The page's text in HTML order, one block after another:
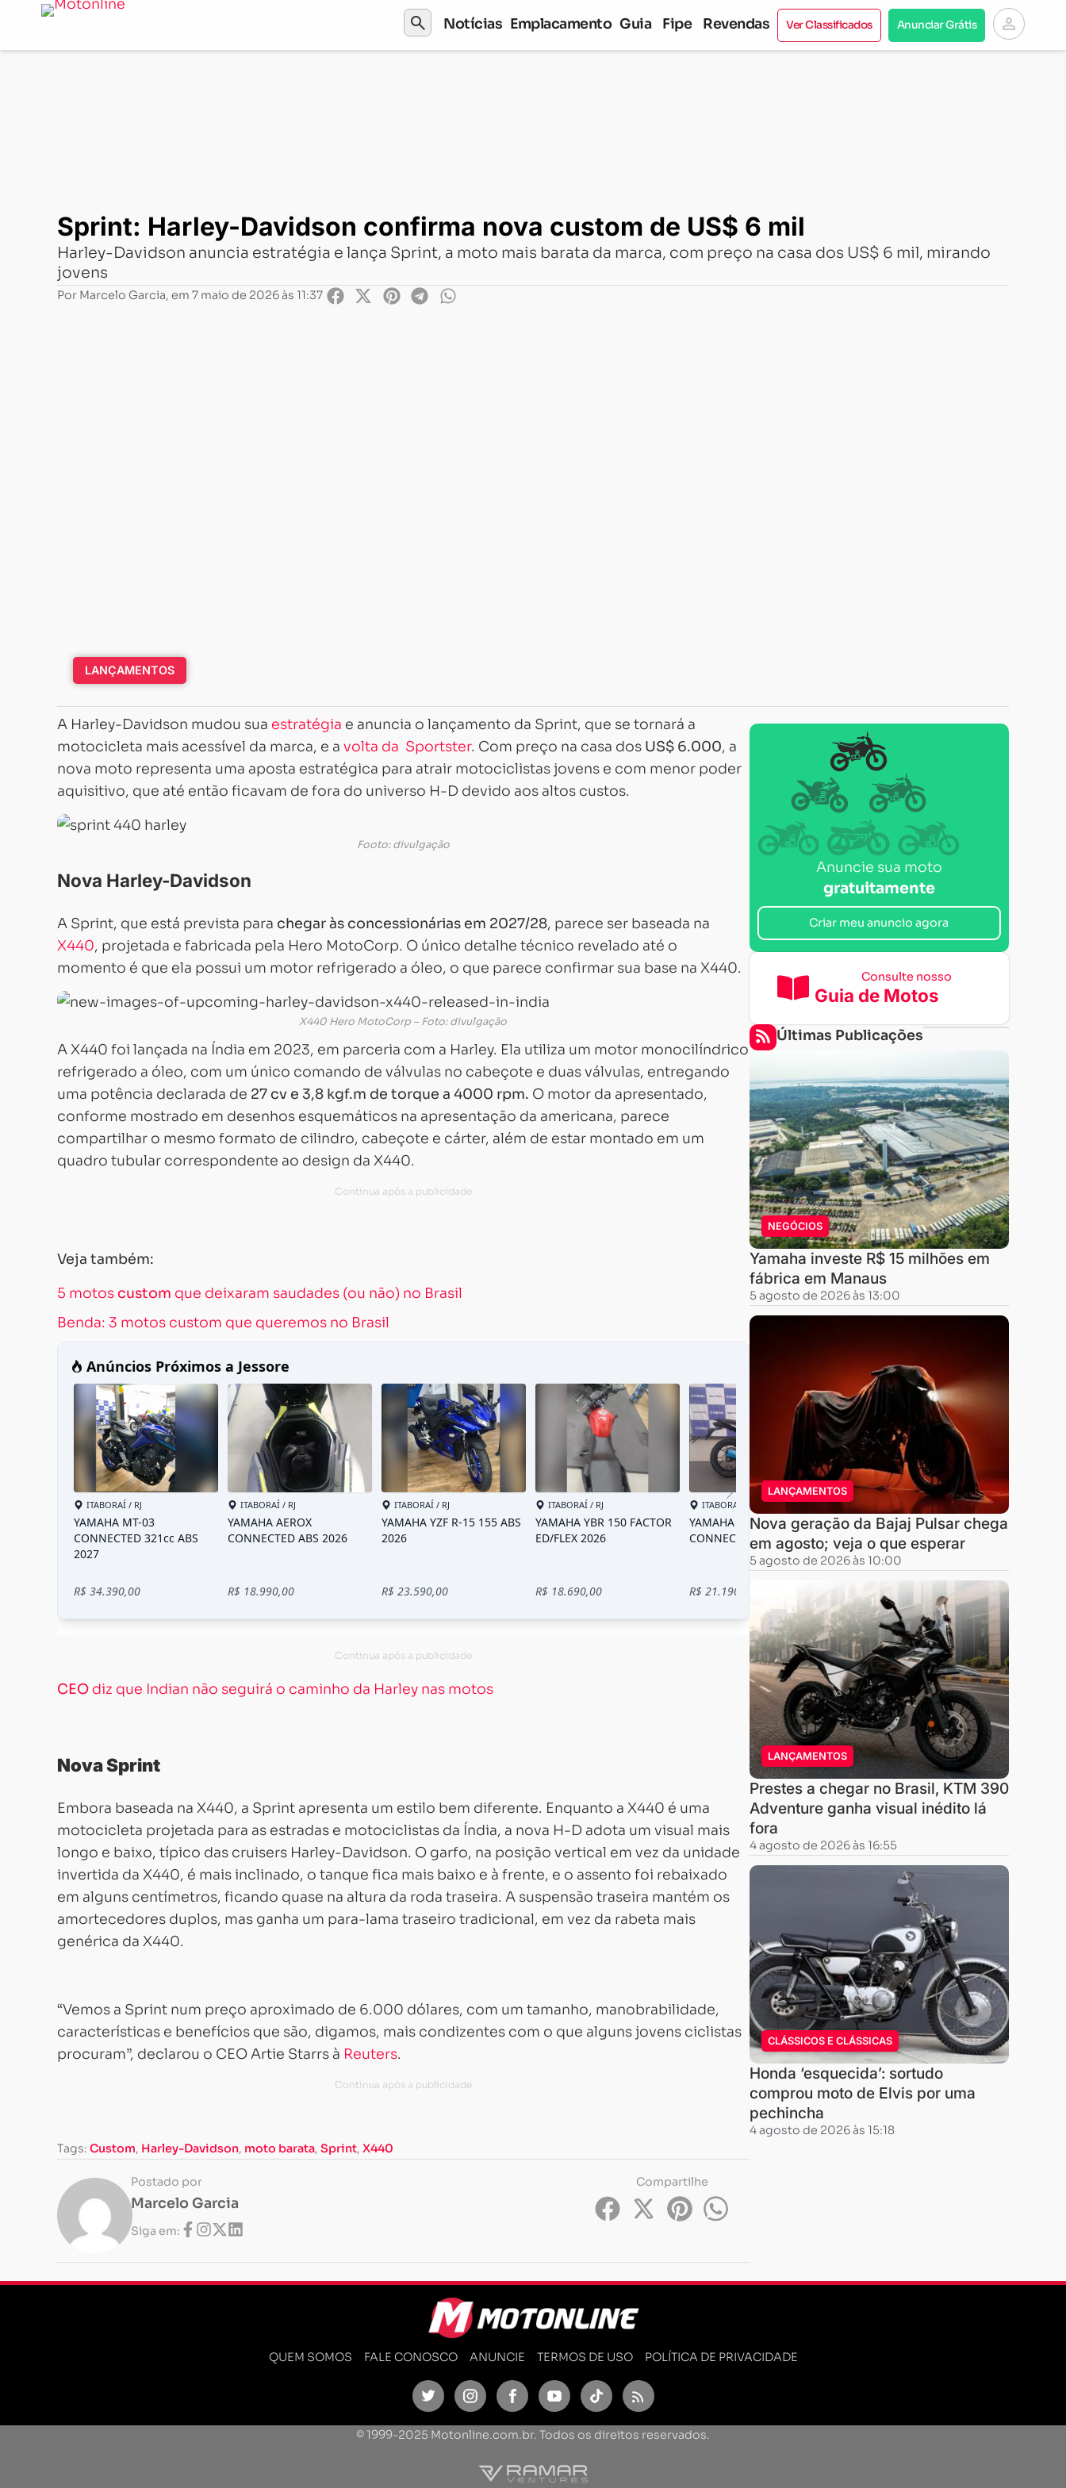
search Notícias Emplacamento Guia Fipe Revendas Ver Classificados Anunciar Grátis person
Sprint: Harley-Davidson confirma nova custom de US$ 6 mil
Sprint: Harley-Davidson confirma nova custom de US$ 6 mil
Harley-Davidson anuncia estratégia e lança Sprint, a moto mais barata da marca, com preço na casa dos US$ 6 mil, mirando
jovens
Por Marcelo Garcia, em 7 maio de 2026 às 11:37
LANÇAMENTOS
A Harley-Davidson mudou sua estratégia e anuncia o lançamento da Sprint, que se tornará a
motocicleta mais acessível da marca, e a volta da Sportster. Com preço na casa dos US$ 6.000, a
nova moto representa uma aposta estratégica para atrair motociclistas jovens e com menor poder
aquisitivo, que até então ficavam de fora do universo H-D devido aos altos custos.
Footo: divulgação
Nova Harley-Davidson
A Sprint, que está prevista para chegar às concessionárias em 2027/28, parece ser baseada na
X440, projetada e fabricada pela Hero MotoCorp. O único detalhe técnico revelado até o
momento é que ela possui um motor refrigerado a óleo, o que parece confirmar sua base na X440.
X440 Hero MotoCorp – Foto: divulgação
A X440 foi lançada na Índia em 2023, em parceria com a Harley. Ela utiliza um motor monocilíndrico
refrigerado a óleo, com um único comando de válvulas no cabeçote e duas válvulas, entregando
uma potência declarada de 27 cv e 3,8 kgf.m de torque a 4000 rpm. O motor da apresentado,
conforme mostrado em desenhos esquemáticos na apresentação da americana, parece
compartilhar o mesmo formato de cilindro, cabeçote e cárter, além de estar montado em um
quadro tubular correspondente ao design da X440.
Veja também:
5 motos custom que deixaram saudades (ou não) no Brasil
Benda: 3 motos custom que queremos no Brasil
CEO diz que Indian não seguirá o caminho da Harley nas motos
Nova Sprint
Embora baseada na X440, a Sprint apresenta um estilo bem diferente. Enquanto a X440 é uma
motocicleta projetada para as estradas e motociclistas da Índia, a nova H-D adota um visual mais
longo e baixo, típico das cruisers Harley-Davidson. O garfo, na posição vertical em vez da unidade
invertida da X440, é mais inclinado, o tanque fica mais baixo e à frente, e o assento foi rebaixado
em alguns centímetros, ficando quase na altura da roda traseira. A suspensão traseira mantém os
amortecedores duplos, mas ganha um para-lama traseiro tradicional, em vez da rabeta mais
genérica da X440.
“Vemos a Sprint num preço aproximado de 6.000 dólares, com um tamanho, manobrabilidade,
características e benefícios que são, digamos, mais condizentes com o que alguns jovens ciclistas
procuram”, declarou o CEO Artie Starrs à Reuters.
Tags: Custom, Harley-Davidson, moto barata, Sprint, X440
Postado por
Marcelo Garcia
Siga em:
Compartilhe
Anuncie sua moto
gratuitamente
Criar meu anuncio agora
Consulte nosso
Guia de Motos
Últimas Publicações
NEGÓCIOS
Yamaha investe R$ 15 milhões em
fábrica em Manaus
5 agosto de 2026 às 13:00
LANÇAMENTOS
Nova geração da Bajaj Pulsar chega
em agosto; veja o que esperar
5 agosto de 2026 às 10:00
LANÇAMENTOS
Prestes a chegar no Brasil, KTM 390
Adventure ganha visual inédito lá
fora
4 agosto de 2026 às 16:55
CLÁSSICOS E CLÁSSICAS
Honda ‘esquecida’: sortudo
comprou moto de Elvis por uma
pechincha
4 agosto de 2026 às 15:18
QUEM SOMOS FALE CONOSCO ANUNCIE TERMOS DE USO POLÍTICA DE PRIVACIDADE
Twitter InstagramFacebookYoutubeTikTok Feed
© 1999-2025 Motonline.com.br. Todos os direitos reservados.